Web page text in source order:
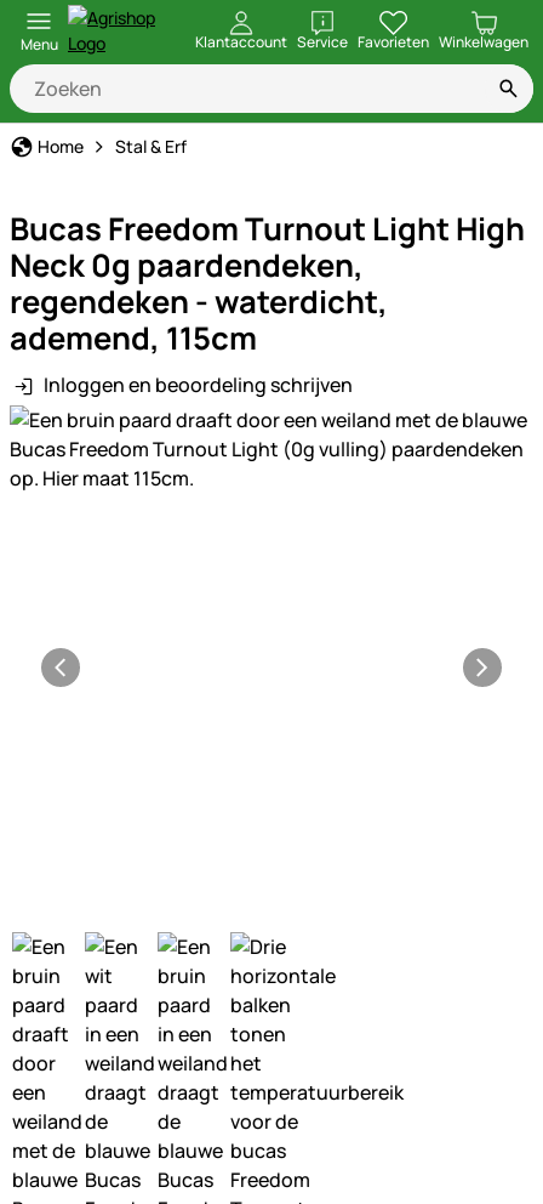
Menu Klantaccount ServiceopenenFavorieten Winkelwagen
Home Stal & Erf
Bucas Freedom Turnout Light High
Neck 0g paardendeken,
regendeken - waterdicht,
ademend, 115cm
Inloggen en beoordeling schrijven
Productgalerij